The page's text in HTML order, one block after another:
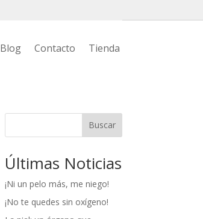
Blog Contacto Tienda
Buscar
Últimas Noticias
¡Ni un pelo más, me niego!
¡No te quedes sin oxígeno!